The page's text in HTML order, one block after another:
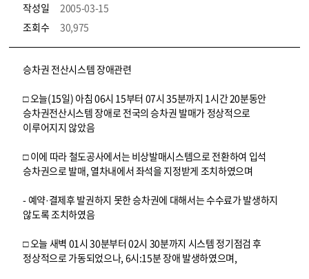
작성일
2005-03-15
조회수
30,975
뉴스·홍보_보도자료 상세보기 – 내용, 파일, 담당자 연락처로 구성
승차권 전산시스템 장애관련
□ 오늘(15일) 아침 06시 15부터 07시 35분까지 1시간 20분동안
승차권전산시스템 장애로 전국의 승차권 발매가 정상적으로
이루어지지 않았음
□ 이에 따라 철도공사에서는 비상발매시스템으로 전환하여 입석
승차권으로 발매, 열차내에서 좌석을 지정받게 조치하였으며
- 예약·결제후 발권하지 못한 승차권에 대해서는 수수료가 발생하지
않도록 조치하였음
□ 오늘 새벽 01시 30분부터 02시 30분까지 시스템 정기점검 후
정상적으로 가동되었으나, 6시:15분 장애 발생하였으며,